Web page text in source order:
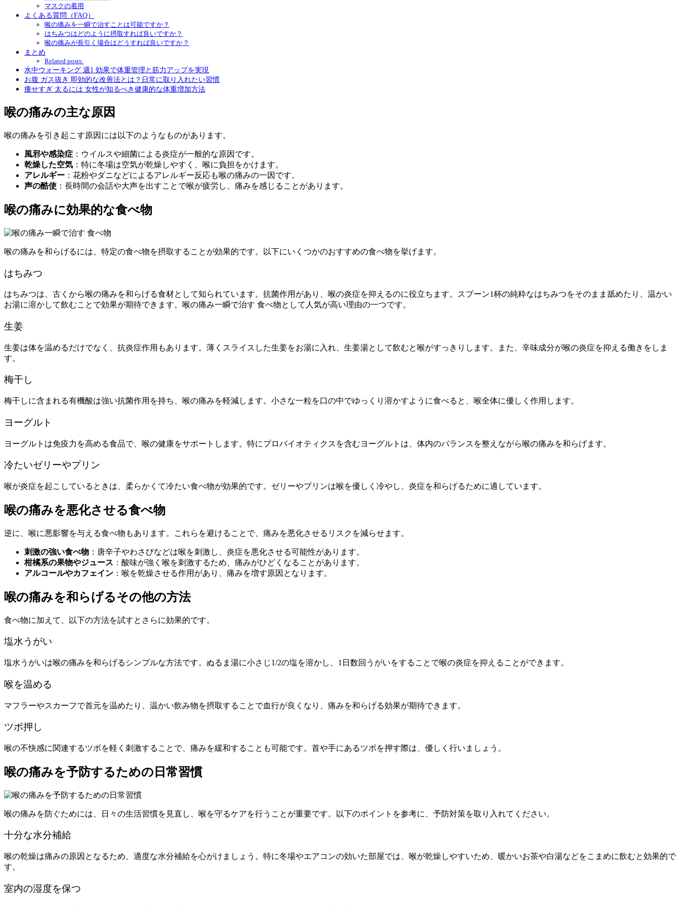
マスクの着用
よくある質問（FAQ）
喉の痛みを一瞬で治すことは可能ですか？
はちみつはどのように摂取すれば良いですか？
喉の痛みが長引く場合はどうすれば良いですか？
まとめ
Related posts:
水中ウォーキング 週1 効果で体重管理と筋力アップを実現
お腹 ガス抜き 即効的な改善法とは？日常に取り入れたい習慣
痩せすぎ 太るには 女性が知るべき健康的な体重増加方法
喉の痛みの主な原因
喉の痛みを引き起こす原因には以下のようなものがあります。
風邪や感染症 ：ウイルスや細菌による炎症が一般的な原因です。
乾燥した空気 ：特に冬場は空気が乾燥しやすく、喉に負担をかけます。
アレルギー ：花粉やダニなどによるアレルギー反応も喉の痛みの一因です。
声の酷使 ：長時間の会話や大声を出すことで喉が疲労し、痛みを感じることがあります。
喉の痛みに効果的な食べ物
喉の痛みを和らげるには、特定の食べ物を摂取することが効果的です。以下にいくつかのおすすめの食べ物を挙げます。
はちみつ
はちみつは、古くから喉の痛みを和らげる食材として知られています。抗菌作用があり、喉の炎症を抑えるのに役立ちます。スプーン1杯の純粋なはちみつをそのまま舐めたり、温かい
お湯に溶かして飲むことで効果が期待できます。喉の痛み一瞬で治す 食べ物として人気が高い理由の一つです。
生姜
生姜は体を温めるだけでなく、抗炎症作用もあります。薄くスライスした生姜をお湯に入れ、生姜湯として飲むと喉がすっきりします。また、辛味成分が喉の炎症を抑える働きをしま
す。
梅干し
梅干しに含まれる有機酸は強い抗菌作用を持ち、喉の痛みを軽減します。小さな一粒を口の中でゆっくり溶かすように食べると、喉全体に優しく作用します。
ヨーグルト
ヨーグルトは免疫力を高める食品で、喉の健康をサポートします。特にプロバイオティクスを含むヨーグルトは、体内のバランスを整えながら喉の痛みを和らげます。
冷たいゼリーやプリン
喉が炎症を起こしているときは、柔らかくて冷たい食べ物が効果的です。ゼリーやプリンは喉を優しく冷やし、炎症を和らげるために適しています。
喉の痛みを悪化させる食べ物
逆に、喉に悪影響を与える食べ物もあります。これらを避けることで、痛みを悪化させるリスクを減らせます。
刺激の強い食べ物 ：唐辛子やわさびなどは喉を刺激し、炎症を悪化させる可能性があります。
柑橘系の果物やジュース ：酸味が強く喉を刺激するため、痛みがひどくなることがあります。
アルコールやカフェイン ：喉を乾燥させる作用があり、痛みを増す原因となります。
喉の痛みを和らげるその他の方法
食べ物に加えて、以下の方法を試すとさらに効果的です。
塩水うがい
塩水うがいは喉の痛みを和らげるシンプルな方法です。ぬるま湯に小さじ1/2の塩を溶かし、1日数回うがいをすることで喉の炎症を抑えることができます。
喉を温める
マフラーやスカーフで首元を温めたり、温かい飲み物を摂取することで血行が良くなり、痛みを和らげる効果が期待できます。
ツボ押し
喉の不快感に関連するツボを軽く刺激することで、痛みを緩和することも可能です。首や手にあるツボを押す際は、優しく行いましょう。
喉の痛みを予防するための日常習慣
喉の痛みを防ぐためには、日々の生活習慣を見直し、喉を守るケアを行うことが重要です。以下のポイントを参考に、予防対策を取り入れてください。
十分な水分補給
喉の乾燥は痛みの原因となるため、適度な水分補給を心がけましょう。特に冬場やエアコンの効いた部屋では、喉が乾燥しやすいため、暖かいお茶や白湯などをこまめに飲むと効果的で
す。
室内の湿度を保つ